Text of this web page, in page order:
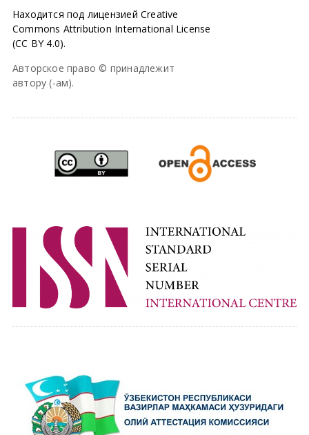
Находится под лицензией Creative
Commons Attribution International License
(CC BY 4.0).
Авторское право © принадлежит
автору (-ам).